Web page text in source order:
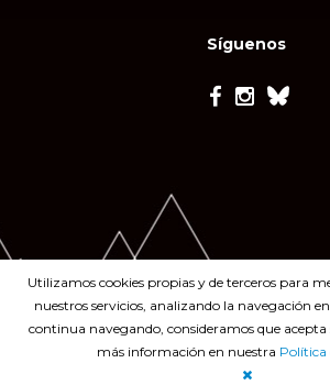
Utilizamos cookies propias y de terceros para
nuestros servicios, analizando la navegación
continua navegando, consideramos que acepta
más información en nuestra Política
Síguenos